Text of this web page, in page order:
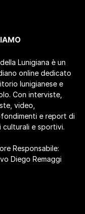
della Lunigiana è un
online dedicato
lunigianese e
Con interviste,
video,
e report di
culturali e sportivi.
Responsabile:
Diego Remaggi